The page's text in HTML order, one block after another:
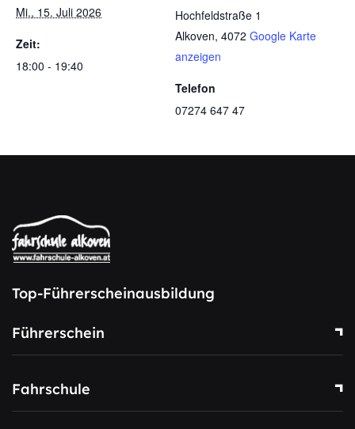
Mi., 15. Juli 2026
Zeit:
18:00 - 19:40
Hochfeldstraße 1
Alkoven, 4072 Google Karte
anzeigen
Telefon
07274 647 47
Top-Führerscheinausbildung
Führerschein
Fahrschule